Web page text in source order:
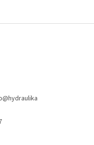
@hydraulika